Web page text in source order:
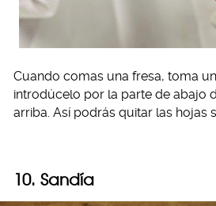
Cuando comas una fresa, toma
introdúcelo por la parte de abajo
arriba. Así podrás quitar las hojas
10. Sandía